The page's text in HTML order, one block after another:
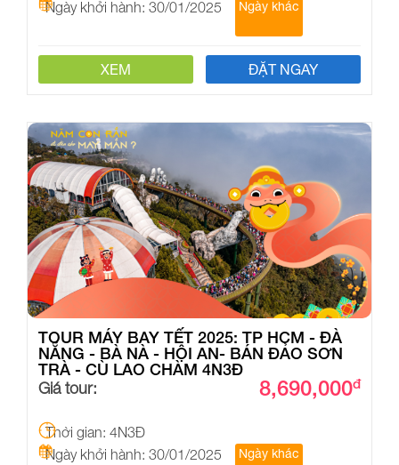
Ngày khởi hành: 30/01/2025
Ngày khác
XEM ĐẶT NGAY
TOUR MÁY BAY TẾT 2025: TP HCM - ĐÀ
NẴNG - BÀ NÀ - HỘI AN- BÁN ĐẢO SƠN
TRÀ - CÙ LAO CHÀM 4N3Đ
Giá tour: 8,690,000đ
Thời gian: 4N3Đ
Ngày khởi hành: 30/01/2025
Ngày khác